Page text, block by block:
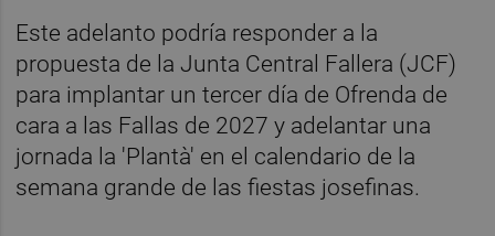
Este adelanto podría responder a la
propuesta de la Junta Central Fallera (JCF)
para implantar un tercer día de Ofrenda de
cara a las Fallas de 2027 y adelantar una
jornada la 'Plantà' en el calendario de la
semana grande de las fiestas josefinas.